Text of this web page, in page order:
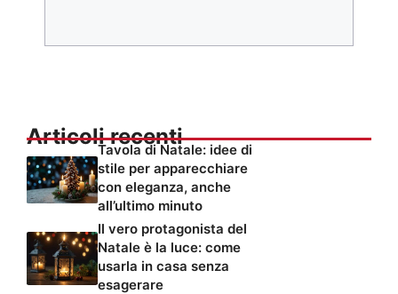
Articoli recenti
Tavola di Natale: idee di
stile per apparecchiare
con eleganza, anche
all’ultimo minuto
Il vero protagonista del
Natale è la luce: come
usarla in casa senza
esagerare